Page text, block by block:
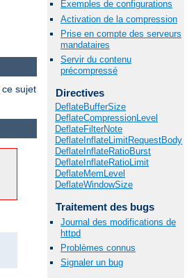
Exemples de configurations
Activation de la compression
Prise en compte des serveurs
mandataires
Servir du contenu
précompressé
Directives
DeflateBufferSize
DeflateCompressionLevel
DeflateFilterNote
DeflateInflateLimitRequestBody
DeflateInflateRatioBurst
DeflateInflateRatioLimit
DeflateMemLevel
DeflateWindowSize
Traitement des bugs
Journal des modifications de
httpd
Problèmes connus
Signaler un bug
sujet